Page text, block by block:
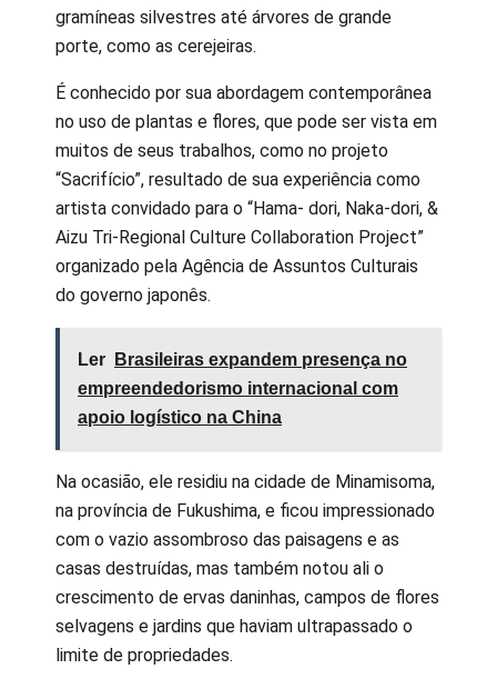
gramíneas silvestres até árvores de grande
porte, como as cerejeiras.
É conhecido por sua abordagem contemporânea
no uso de plantas e flores, que pode ser vista em
muitos de seus trabalhos, como no projeto
“Sacrifício”, resultado de sua experiência como
artista convidado para o “Hama- dori, Naka-dori, &
Aizu Tri-Regional Culture Collaboration Project”
organizado pela Agência de Assuntos Culturais
do governo japonês.
Ler
Brasileiras expandem presença no
empreendedorismo internacional com
apoio logístico na China
Na ocasião, ele residiu na cidade de Minamisoma,
na província de Fukushima, e ficou impressionado
com o vazio assombroso das paisagens e as
casas destruídas, mas também notou ali o
crescimento de ervas daninhas, campos de flores
selvagens e jardins que haviam ultrapassado o
limite de propriedades.